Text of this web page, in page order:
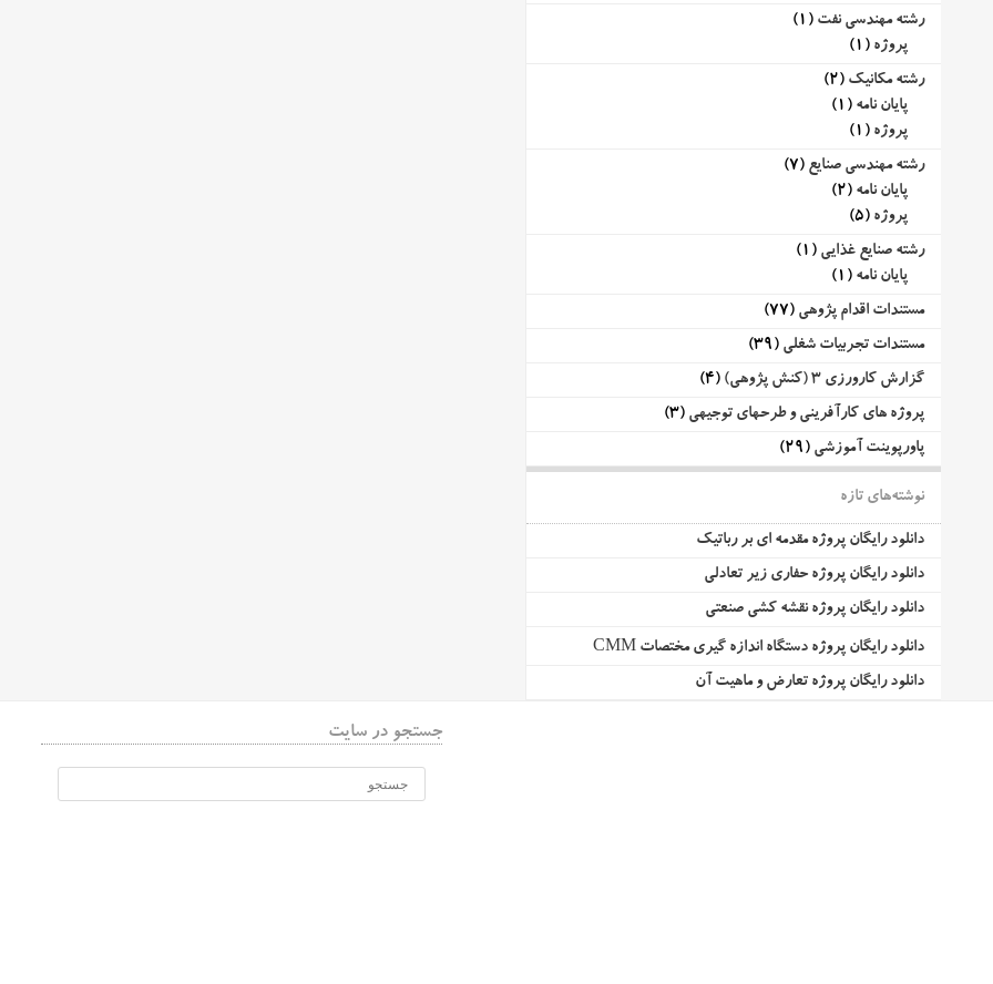
رشته مهندسی نفت (1)
پروژه (1)
رشته مکانیک (2)
پایان نامه (1)
پروژه (1)
رشته مهندسی صنایع (7)
پایان نامه (2)
پروژه (5)
رشته صنایع غذایی (1)
پایان نامه (1)
مستندات اقدام پژوهی (77)
مستندات تجربیات شغلی (39)
گزارش کارورزی 3 (کنش پژوهی)
(4)
پروژه های کارآفرینی و طرحهای توجیهی (3)
پاورپوینت آموزشی (29)
نوشته‌های تازه
دانلود رایگان پروژه مقدمه ای بر رباتیک
دانلود رایگان پروژه حفاری زیر تعادلی
دانلود رایگان پروژه نقشه کشی صنعتی
دانلود رایگان پروژه دستگاه اندازه گیری مختصات CMM
دانلود رایگان پروژه تعارض و ماهیت آن
جستجو در سایت